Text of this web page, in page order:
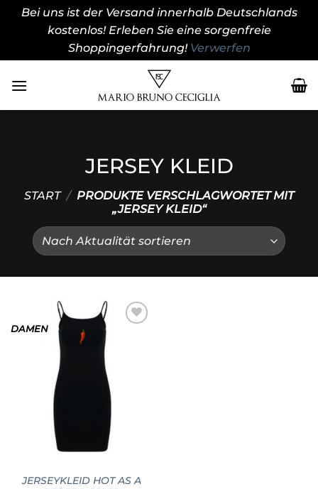
Bei uns ist der Versand innerhalb Deutschlands
kostenlos! Erleben Sie eine sorgenfreie
Shoppingerfahrung! Verwerfen
Inhalt
JERSEY KLEID
START / PRODUKTE VERSCHLAGWORTET MIT
„JERSEY KLEID“
DAMEN
JERSEYKLEID HOT AS A